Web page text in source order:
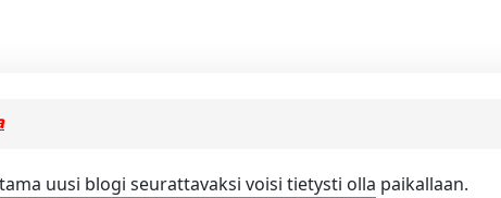
uusi blogi seurattavaksi voisi tietysti olla paikallaan.